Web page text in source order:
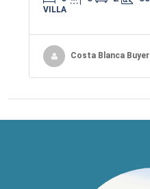
VILLA
Costa Blanca